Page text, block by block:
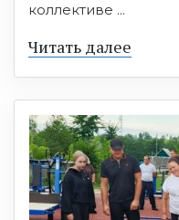
коллективе ...
Читать далее